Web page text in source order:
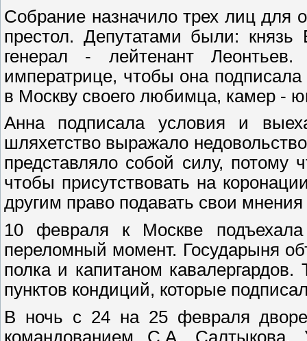
Собрание назначило трех лиц для
престол. Депутатами были:
генерал - лейтенант
императрице, чтобы она
в Москву своего любимца, камер -
Анна подписала условия и
шляхетство выражало
представляло собой силу, потому
чтобы присутствовать на
другим право подавать свои
10 февраля к Москве
переломный момент. Государыня
полка и капитаном
пунктов кондиций, которые
В ночь с 24 на 25 февраля
командованием С.А. Салтыкова.